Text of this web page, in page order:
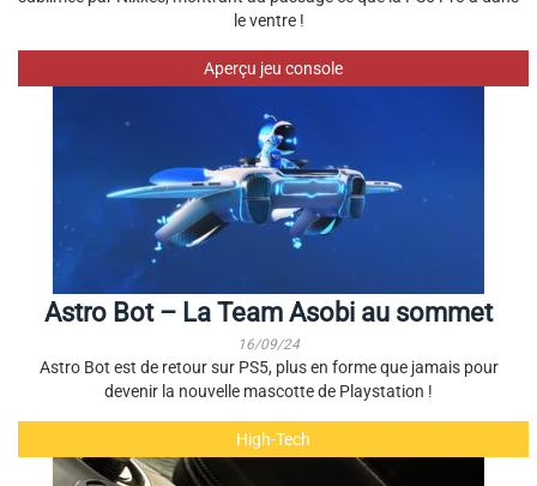
le ventre !
Aperçu jeu console
Astro Bot – La Team Asobi au sommet
16/09/24
Astro Bot est de retour sur PS5, plus en forme que jamais pour
devenir la nouvelle mascotte de Playstation !
High-Tech